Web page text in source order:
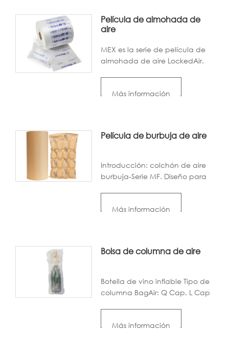
Película de almohada de
aire
MEX es la serie de película de
almohada de aire LockedAir.
Con su buena propiedad de
envasado.
Más información
Película de burbuja de aire
Introducción: colchón de aire
burbuja-Serie MF. Diseño para
presión positiva en el interior.
Más información
Bolsa de columna de aire
Botella de vino inflable Tipo de
columna BagAir: Q Cap, L Cap
Material: Nylon PE. Ventajas:
Más información